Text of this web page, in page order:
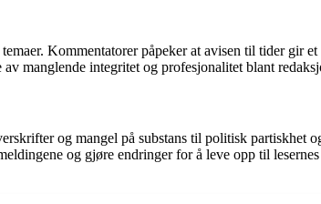
Kommentatorer påpeker at avisen til tider gir
manglende integritet og profesjonalitet blant
og mangel på substans til politisk partiskhet
og gjøre endringer for å leve opp til